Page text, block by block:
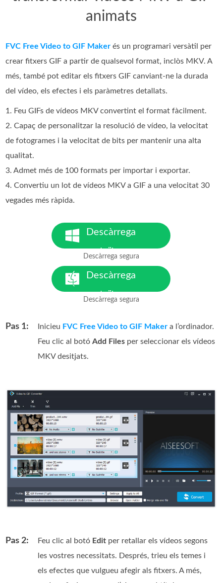
animats
FVC Free Video to GIF Maker és un programari versàtil per
crear fitxers GIF a partir de qualsevol format, inclòs MKV. A
més, també pot editar els fitxers GIF canviant-ne la durada
del vídeo, els efectes i els paràmetres detallats.
1. Feu GIFs de vídeos MKV convertint el format fàcilment.
2. Capaç de personalitzar la resolució de vídeo, la velocitat
de fotogrames i la velocitat de bits per mantenir una alta
qualitat.
3. Admet més de 100 formats per importar i exportar.
4. Convertiu un lot de vídeos MKV a GIF a una velocitat 30
vegades més ràpida.
Descàrrega
gratuïta
Per a Windows 7 o posterior
Descàrrega segura
Descàrrega
gratuïta
Per a macOS 10.7 o posterior
Descàrrega segura
Pas 1: Inicieu FVC Free Video to GIF Maker a l’ordinador.
Feu clic al botóAdd Files per seleccionar els vídeos
MKV desitjats.
Pas 2: Feu clic al botó Edit per retallar els vídeos segons
les vostres necessitats. Després, trieu els temes i
els efectes que vulgueu afegir als fitxers. A més,